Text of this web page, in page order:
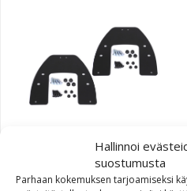
Hallinnoi
suostumusta
Parhaan kokemuksen tarjoamiseksi
SW-Motech Quick-Lock
EVO kiinnikesarja Krauser
ilman K-Wing -osaa